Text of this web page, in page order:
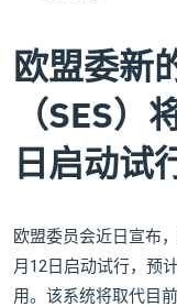
欧盟委新
（SES
日启动试
欧盟委员会近日宣布
月12日启动试行，预
用。该系统将取代目